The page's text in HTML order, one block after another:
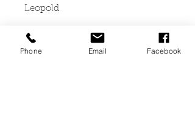
Leopold
Blick nach drüben. Die DDR
heute. Eine
Phone Email Facebook